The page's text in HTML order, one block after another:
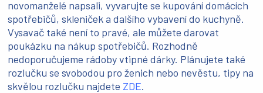
novomanželé napsali, vyvarujte se kupování domácích
spotřebičů, skleniček a dalšího vybavení do kuchyně.
Vysavač také není to pravé, ale můžete darovat
poukázku na nákup spotřebičů. Rozhodně
nedoporučujeme rádoby vtipné dárky. Plánujete také
rozlučku se svobodou pro ženich nebo nevěstu, tipy na
skvělou rozlučku najdete ZDE.